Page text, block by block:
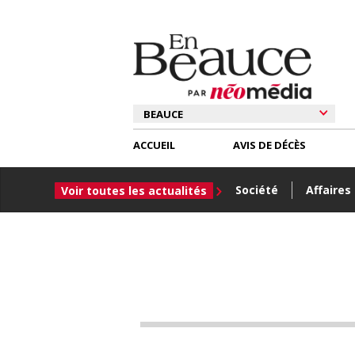
ACCUEIL
Voir toutes les actualités Société Affaires
AVIS DE DÉCÈS